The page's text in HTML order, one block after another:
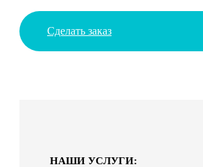
Сделать заказ
НАШИ УСЛУГИ: